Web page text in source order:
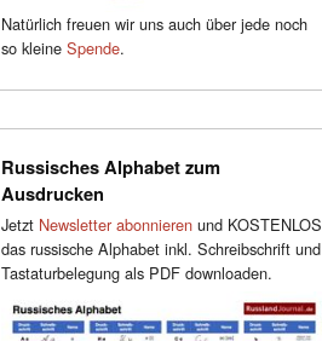
Natürlich freuen wir uns auch über jede noch
so kleine Spende.
Russisches Alphabet zum
Ausdrucken
Jetzt Newsletter abonnierenund KOSTENLOS
das russische Alphabet inkl. Schreibschrift und
Tastaturbelegung als PDF downloaden.